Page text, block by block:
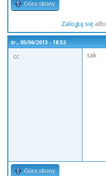
Góra strony
Zaloguj się
śr., 05/06/2013 - 18:52
cc
tak
Góra strony